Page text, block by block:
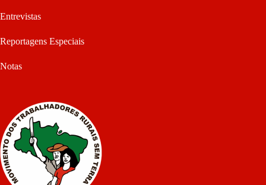
Entrevistas
Reportagens Especiais
Notas